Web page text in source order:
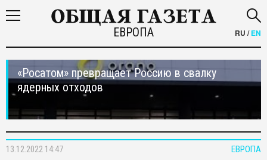
ЕВРОПА RU /EN
«Росатом» превращает Россию в свалку
ядерных отходов
ЕВРОПА
13.12.2022 14:47